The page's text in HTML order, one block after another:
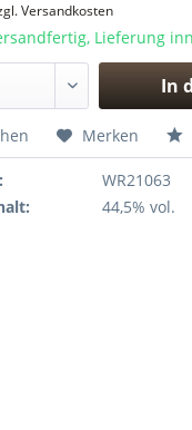
Versandkosten
Lieferung
In
Merken
WR21063
44,5% vol.